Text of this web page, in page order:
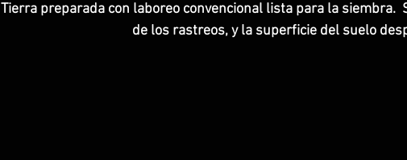
Tierra preparada con laboreo convencional lista para la siembra.
de los rastreos, y la superficie del suelo